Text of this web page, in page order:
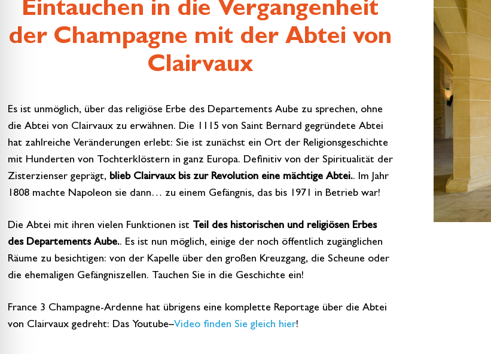
Eintauchen in die Vergangenheit
der Champagne mit der Abtei von
Clairvaux
Es ist unmöglich, über das religiöse Erbe des Departements Aube zu sprechen, ohne
die Abtei von Clairvaux zu erwähnen. Die 1115 von Saint Bernard gegründete Abtei
hat zahlreiche Veränderungen erlebt: Sie ist zunächst ein Ort der Religionsgeschichte
mit Hunderten von Tochterklöstern in ganz Europa. Definitiv von der Spiritualität der
Zisterzienser geprägt, blieb Clairvaux bis zur Revolution eine mächtige Abtei.. Im Jahr
1808 machte Napoleon sie dann… zu einem Gefängnis, das bis 1971 in Betrieb war!
Die Abtei mit ihren vielen Funktionen ist
Teil des historischen und religiösen Erbes
des Departements Aube.. Es ist nun möglich, einige der noch öffentlich zugänglichen
Räume zu besichtigen: von der Kapelle über den großen Kreuzgang, die Scheune oder
die ehemaligen Gefängniszellen. Tauchen Sie in die Geschichte ein!
France 3 Champagne-Ardenne hat übrigens eine komplette Reportage über die Abtei
von Clairvaux gedreht: Das Youtube–Video finden Sie gleich hier!